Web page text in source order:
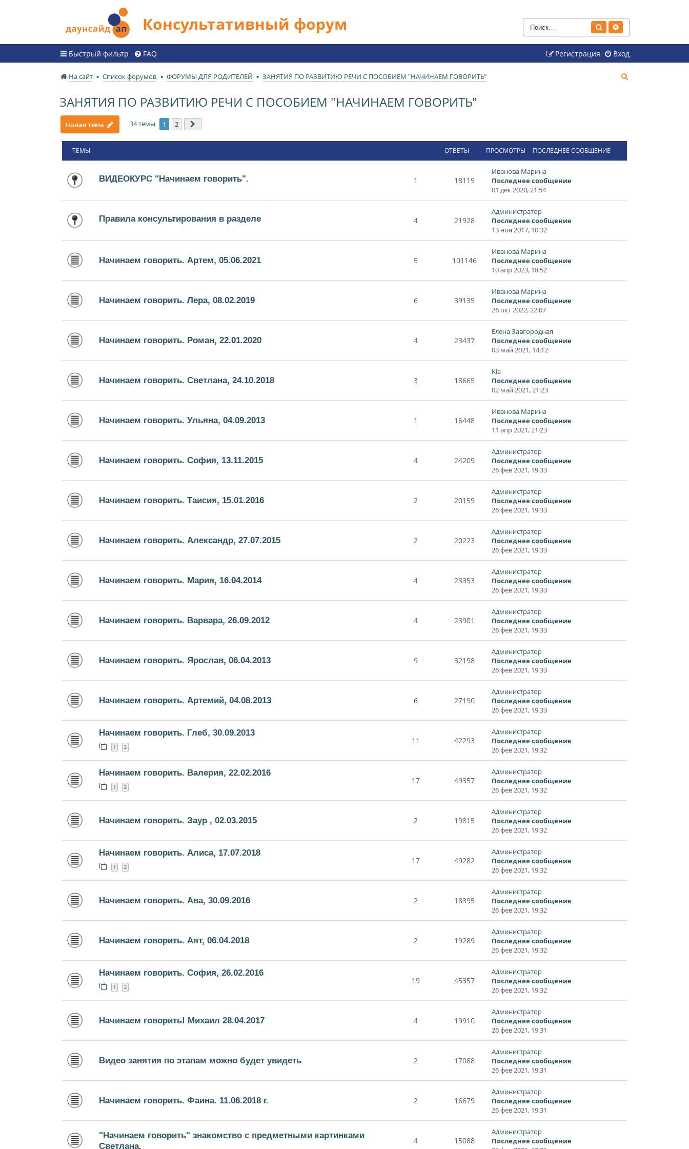
Консультативный форум Поиск
Быстрый фильтр FAQ Вход
Регистрация
На сайт Список форумов ФОРУМЫ ДЛЯ РОДИТЕЛЕЙ ЗАНЯТИЯ ПО РАЗВИТИЮ РЕЧИ С ПОСОБИЕМ "НАЧИНАЕМ ГОВОРИТЬ"
ЗАНЯТИЯ ПО РАЗВИТИЮ РЕЧИ С ПОСОБИЕМ "НАЧИНАЕМ ГОВОРИТЬ"
Новая тема 34 темы 1 2
ТЕМЫ ОТВЕТЫ ПРОСМОТРЫ ПОСЛЕДНЕЕ СООБЩЕНИЕ
ВИДЕОКУРС "Начинаем говорить". 1 18119
Иванова Марина
Последнее сообщение
01 дек 2020, 21:54
Правила консультирования в разделе 4 21928
Администратор
Последнее сообщение
13 ноя 2017, 10:32
Начинаем говорить. Артем, 05.06.2021 5 101146
Иванова Марина
Последнее сообщение
10 апр 2023, 18:52
Начинаем говорить. Лера, 08.02.2019 6 39135
Иванова Марина
Последнее сообщение
26 окт 2022, 22:07
Начинаем говорить. Роман, 22.01.2020 4 23437
Елена Завгородная
Последнее сообщение
03 май 2021, 14:12
Начинаем говорить. Светлана, 24.10.2018 3 18665
Kia
Последнее сообщение
02 май 2021, 21:23
Начинаем говорить. Ульяна, 04.09.2013 1 16448
Иванова Марина
Последнее сообщение
11 апр 2021, 21:23
Начинаем говорить. София, 13.11.2015 4 24209
Администратор
Последнее сообщение
26 фев 2021, 19:33
Начинаем говорить. Таисия, 15.01.2016 2 20159
Администратор
Последнее сообщение
26 фев 2021, 19:33
Начинаем говорить. Александр, 27.07.2015 2 20223
Администратор
Последнее сообщение
26 фев 2021, 19:33
Начинаем говорить. Мария, 16.04.2014 4 23353
Администратор
Последнее сообщение
26 фев 2021, 19:33
Начинаем говорить. Варвара, 26.09.2012 4 23901
Администратор
Последнее сообщение
26 фев 2021, 19:33
Начинаем говорить. Ярослав, 06.04.2013 9 32198
Администратор
Последнее сообщение
26 фев 2021, 19:33
Начинаем говорить. Артемий, 04.08.2013 6 27190
Администратор
Последнее сообщение
26 фев 2021, 19:33
Начинаем говорить. Глеб, 30.09.2013
1 2
11 42293
Администратор
Последнее сообщение
26 фев 2021, 19:32
Начинаем говорить. Валерия, 22.02.2016
1 2
17 49357
Администратор
Последнее сообщение
26 фев 2021, 19:32
Начинаем говорить. Заур , 02.03.2015 2 19815
Администратор
Последнее сообщение
26 фев 2021, 19:32
Начинаем говорить. Алиса, 17.07.2018
1 2
17 49282
Администратор
Последнее сообщение
26 фев 2021, 19:32
Начинаем говорить. Ава, 30.09.2016 2 18395
Администратор
Последнее сообщение
26 фев 2021, 19:32
Начинаем говорить. Аят, 06.04.2018 2 19289
Администратор
Последнее сообщение
26 фев 2021, 19:32
Начинаем говорить. София, 26.02.2016
1 2
19 45357
Администратор
Последнее сообщение
26 фев 2021, 19:32
Начинаем говорить! Михаил 28.04.2017 4 19910
Администратор
Последнее сообщение
26 фев 2021, 19:31
Видео занятия по этапам можно будет увидеть 2 17088
Администратор
Последнее сообщение
26 фев 2021, 19:31
Начинаем говорить. Фаина. 11.06.2018 г. 2 16679
Администратор
Последнее сообщение
26 фев 2021, 19:31
"Начинаем говорить" знакомство с предметными картинками
Светлана.
4 15088
Администратор
Последнее сообщение